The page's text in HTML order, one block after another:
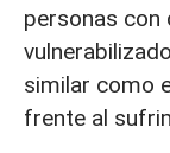
personas con
similar como
frente al